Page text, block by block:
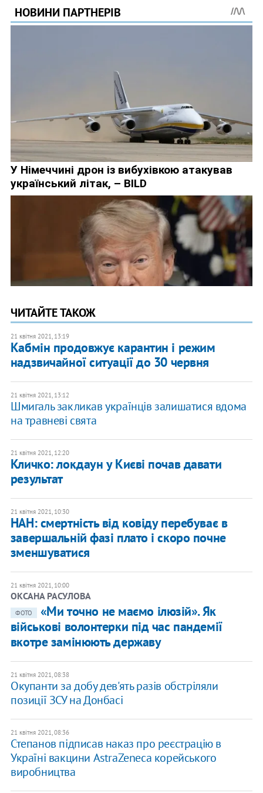
ЧИТАЙТЕ ТАКОЖ
21 квітня 2021, 13:19
Кабмін продовжує карантин і режим
надзвичайної ситуації до 30 червня
21 квітня 2021, 13:12
Шмигаль закликав українців залишатися вдома
на травневі свята
21 квітня 2021, 12:20
Кличко: локдаун у Києві почав давати
результат
21 квітня 2021, 10:30
НАН: смертність від ковіду перебуває в
завершальній фазі плато і скоро почне
зменшуватися
21 квітня 2021, 10:00
ОКСАНА РАСУЛОВА
ФОТО
«Ми точно не маємо ілюзій». Як
військові волонтерки під час пандемії
вкотре замінюють державу
21 квітня 2021, 08:38
Окупанти за добу дев'ять разів обстріляли
позиції ЗСУ на Донбасі
21 квітня 2021, 08:36
Степанов підписав наказ про реєстрацію в
Україні вакцини AstraZeneca корейського
виробництва